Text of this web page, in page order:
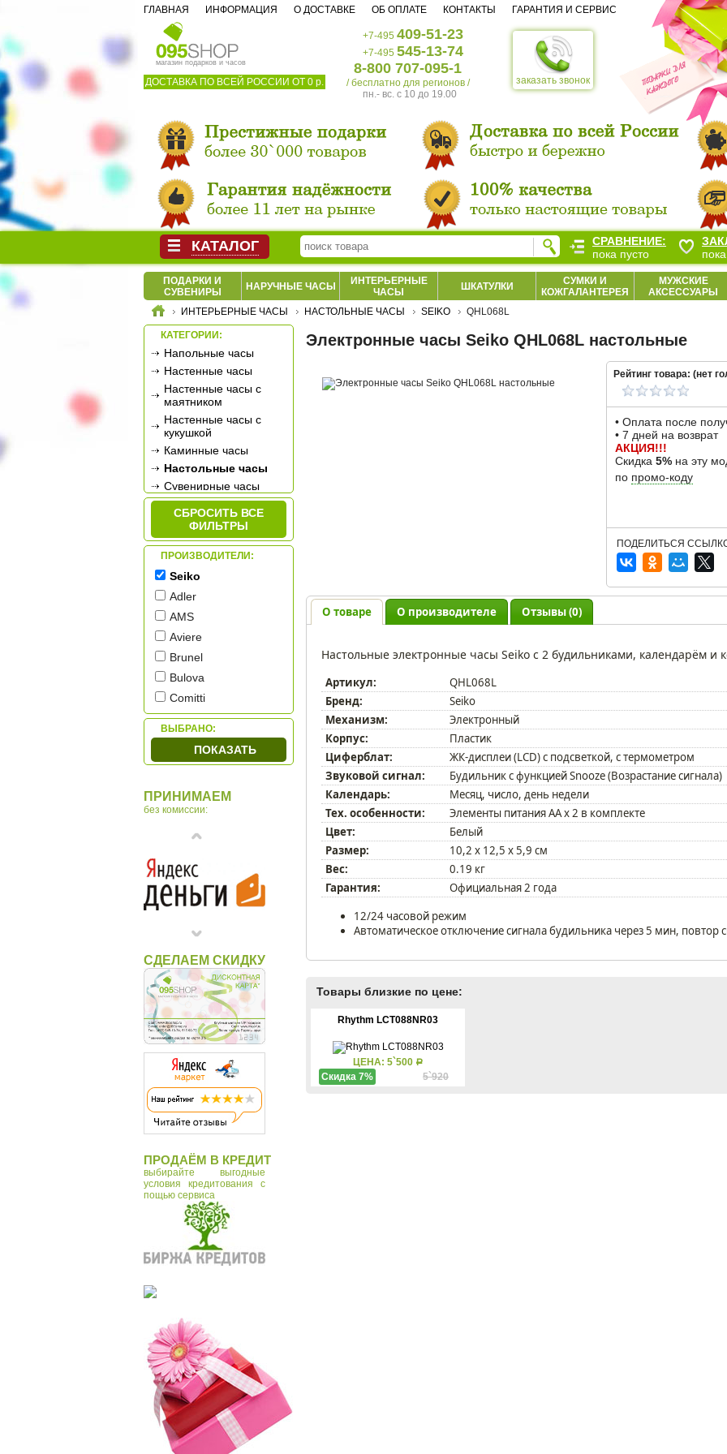
магазин подарков и часов
ДОСТАВКА ПО ВСЕЙ РОССИИ ОТ 0 р. заказать звонок
+7-495 409-51-23
+7-495 545-13-74
8-800 707-095-1
/ бесплатно для регионов /
пн.- вс. c 10 до 19.00
ГЛАВНАЯ ИНФОРМАЦИЯ О ДОСТАВКЕ ОБ ОПЛАТЕ КОНТАКТЫ ГАРАНТИЯ И СЕРВИС
ПОДАРКИ И
СУВЕНИРЫ
НАРУЧНЫЕ ЧАСЫ
ИНТЕРЬЕРНЫЕ
ЧАСЫ
ШКАТУЛКИ
СУМКИ И
КОЖГАЛАНТЕРЕЯ
МУЖСКИЕ
АКСЕССУАРЫ
ИНТЕРЬЕРНЫЕ ЧАСЫ НАСТОЛЬНЫЕ ЧАСЫ SEIKO QHL068L
КАТЕГОРИИ:
Напольные часы
Настенные часы
Настенные часы с
маятником
Настенные часы с
кукушкой
Каминные часы
Настольные часы
Сувенирные часы
Будильники
Метеостанции
СБРОСИТЬ ВСЕ
ФИЛЬТРЫ
ПРОИЗВОДИТЕЛИ:
Seiko
Adler
AMS
Aviere
Brunel
Bulova
Comitti
Credan
Gem
Linea Del Tempo
MADO
Ottaviani
Rhythm
Venturi Arte
Vostok
Макей
ВЫБРАНО:
ПОКАЗАТЬ
ПРИНИМАЕМ
без комиссии:
СДЕЛАЕМ СКИДКУ
ПРОДАЁМ В КРЕДИТ
выбирайте выгодные
условия кредитования с
пощью сервиса
Электронные часы Seiko QHL068L настольные
Рейтинг товара: (нет
• Оплата после
• 7 дней на возврат
АКЦИЯ!!!
Скидка 5% на эту
по промо-коду
ПОДЕЛИТЬСЯ
О товаре О производителе Отзывы (0)
Настольные электронные часы Seiko с 2 будильниками, календарём
Артикул:
QHL068L
Бренд:
Seiko
Механизм:
Электронный
Корпус:
Пластик
Циферблат:
ЖК-дисплеи (LCD) с подсветкой, с термометром
Звуковой сигнал:
Будильник с функцией Snooze (Возрастание сигнала)
Календарь:
Месяц, число, день недели
Тех. особенности:
Элементы питания AA x 2 в комплекте
Цвет:
Белый
Размер:
10,2 x 12,5 x 5,9 см
Вес:
0.19 кг
Гарантия:
Официальная 2 года
12/24 часовой режим
Автоматическое отключение сигнала будильника через 5 мин, повтор
Товары близкие по цене:
Rhythm LCT088NR03
ЦЕНА: 5`500 Р
5`920
Скидка 7%
КАТАЛОГ
СРАВНЕНИЕ:
пока пусто